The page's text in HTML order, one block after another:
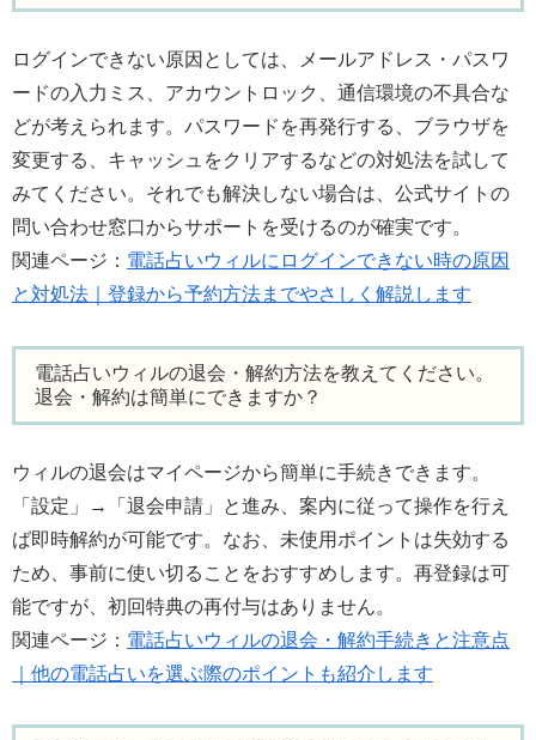
ログインできない原因としては、メールアドレス・パスワ
ードの入力ミス、アカウントロック、通信環境の不具合な
どが考えられます。パスワードを再発行する、ブラウザを
変更する、キャッシュをクリアするなどの対処法を試して
みてください。それでも解決しない場合は、公式サイトの
問い合わせ窓口からサポートを受けるのが確実です。
関連ページ： 電話占いウィルにログインできない時の原因
と対処法｜登録から予約方法までやさしく解説します
電話占いウィルの退会・解約方法を教えてください。
退会・解約は簡単にできますか？
ウィルの退会はマイページから簡単に手続きできます。
「設定」→「退会申請」と進み、案内に従って操作を行え
ば即時解約が可能です。なお、未使用ポイントは失効する
ため、事前に使い切ることをおすすめします。再登録は可
能ですが、初回特典の再付与はありません。
関連ページ： 電話占いウィルの退会・解約手続きと注意点
｜他の電話占いを選ぶ際のポイントも紹介します